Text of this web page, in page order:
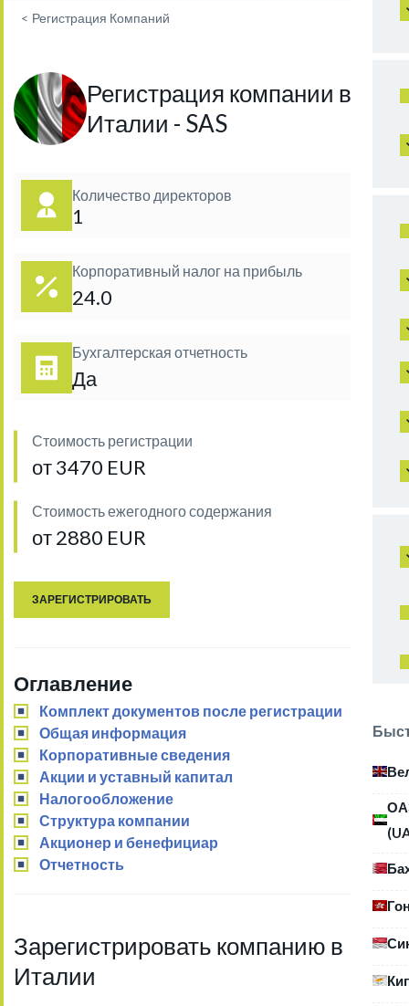
< Регистрация Компаний
Регистрация компании в
Италии - SAS
Количество директоров
1
Корпоративный налог на прибыль
24.0
Бухгалтерская отчетность
Да
Стоимость регистрации
от 3470 EUR
Стоимость ежегодного содержания
от 2880 EUR
ЗАРЕГИСТРИРОВАТЬ
Оглавление
Комплект документов после регистрации
Общая информация
Корпоративные сведения
Акции и уставный капитал
Налогообложение
Структура компании
Акционер и бенефициар
Отчетность
Зарегистрировать компанию в
Италии